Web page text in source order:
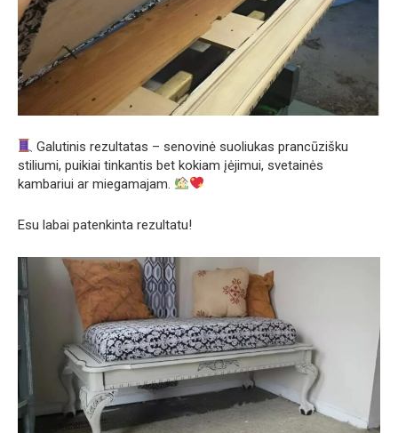
Galutinis rezultatas – senovinė suoliukas prancūzišku
stiliumi, puikiai tinkantis bet kokiam įėjimui, svetainės
kambariui ar miegamajam.
Esu labai patenkinta rezultatu!